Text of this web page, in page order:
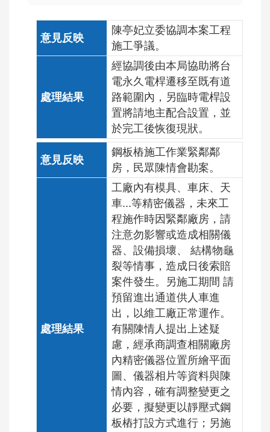
陳亭妃立委協調本案工程
施工爭議。
經協調後由本局協助將台
電永久電桿遷移至既有道
路範圍內，另臨時電桿設
置將請地主配合設置，並
於完工後恢復現狀。
鋼板樁施工作業緊鄰鄰
房，民眾陳情會勘案。
工廠內有模具、車床、天
車...等精密儀器，未來工
程施作時因緊鄰廠房，請
注意勿影響或造成相關儀
器、設備損壞、 結構物龜
裂等情事，造成日後索賠
案件發生。另施工期間 請
預留進出通道供人車進
出，以維工廠正常運作。
有關陳情人提出上述疑
慮，經承商調查相關廠房
內精密儀器位置所繪平面
圖、儀器相片等資料與陳
情內容，確有調整變更之
必要，擬變更以靜壓式鋼
板樁打設方式進行；另施